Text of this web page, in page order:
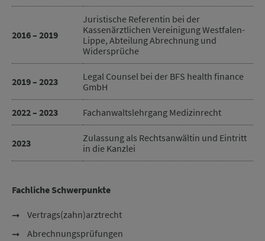
2016 – 2019
Juristische Referentin bei der
Kassenärztlichen Vereinigung Westfalen-
Lippe, Abteilung Abrechnung und
Widersprüche
2019 – 2023
Legal Counsel bei der BFS health finance
GmbH
2022 – 2023 Fachanwaltslehrgang Medizinrecht
2023
Zulassung als Rechtsanwältin und Eintritt
in die Kanzlei
Fachliche Schwerpunkte
Vertrags(zahn)arztrecht
Abrechnungsprüfungen